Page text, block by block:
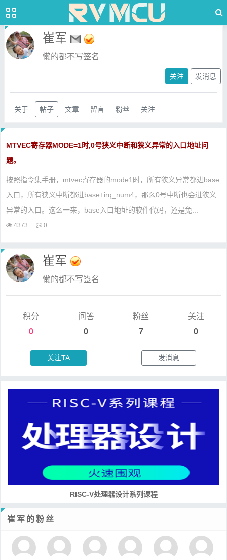
崔军
懒的都不写签名
关注 发消息
关于 帖子 文章 留言 粉丝 关注
MTVEC寄存器MODE=1时,0号狭义中断和狭义异常的入口地址问
题。
按照指令集手册，mtvec寄存器的mode1时，所有狭义异常都进base
入口，所有狭义中断都进base+irq_num4，那么0号中断也会进狭义
异常的入口。这么一来，base入口地址的软件代码，还是免...
4373 0
崔军
懒的都不写签名
积分
0
问答
0
粉丝
7
关注
0
关注TA 发消息
RISC-V处理器设计系列课程
崔军的粉丝